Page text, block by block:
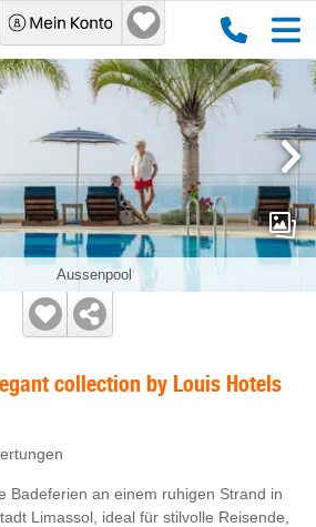
collection by Louis Hotels
Badeferien an einem ruhigen Strand in
Limassol, ideal für stilvolle Reisende,
Aussenpool